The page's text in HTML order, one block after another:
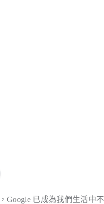
，Google 已成為我們生活中